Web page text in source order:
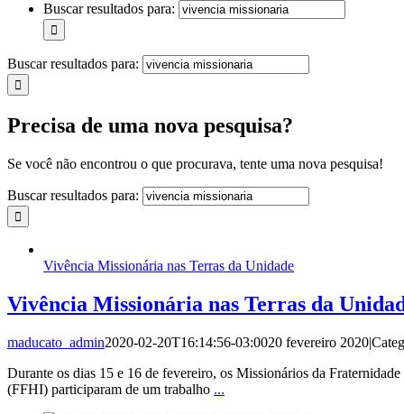
Buscar resultados para:
Buscar resultados para:
Precisa de uma nova pesquisa?
Se você não encontrou o que procurava, tente uma nova pesquisa!
Buscar resultados para:
Vivência Missionária nas Terras da Unidade
Vivência Missionária nas Terras da
maducato_admin2020-02-20T16:14:56-03:0020 fevereiro 2020|
Durante os dias 15 e 16 de fevereiro, os Missionários da
(FFHI) participaram de um trabalho ...